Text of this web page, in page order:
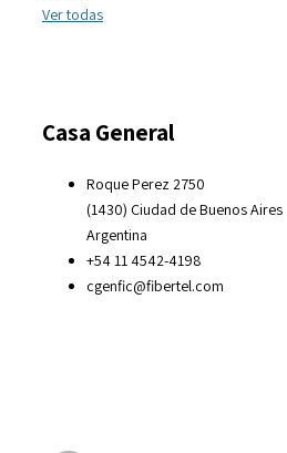
Ver todas
Casa General
Roque Perez 2750
(1430) Ciudad de Buenos Aires
Argentina
+54 11 4542-4198
cgenfic@fibertel.com